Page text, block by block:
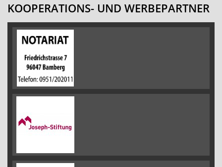
KOOPERATIONS- UND WERBEPARTNER